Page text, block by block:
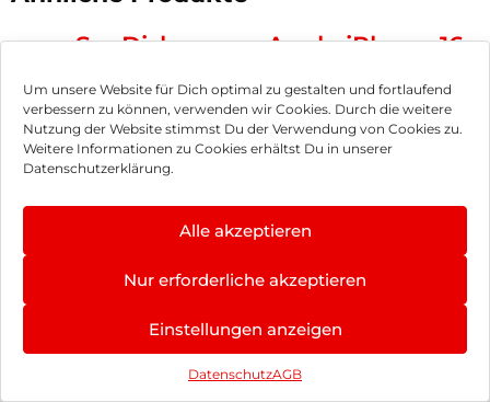
Um unsere Website für Dich optimal zu gestalten und fortlaufend
verbessern zu können, verwenden wir Cookies. Durch die weitere
Nutzung der Website stimmst Du der Verwendung von Cookies zu.
Weitere Informationen zu Cookies erhältst Du in unserer
Datenschutzerklärung.
Alle akzeptieren
Nur erforderliche akzeptieren
Einstellungen anzeigen
DatenschutzAGB
SanDisk
128 GB + Adapter
Mobile
36,90€
inkl. MwSt.
Apple iPhone 16
MagSafe Stone
Gray
60,90€
inkl. MwSt.
Pro Silicone Case
MagSafe Denim
inkl. MwSt.
Pro Max Silicone
Case MagSafe
Stone Gray
Apple iPhone 16
Silicone Case
MagSafe Fuchsia
Apple iPhone 16
Silicone Case
MagSafe Lake